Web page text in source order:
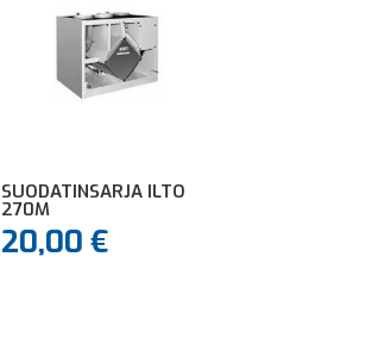
SUODATINSARJA ILTO
270M
20,00 €